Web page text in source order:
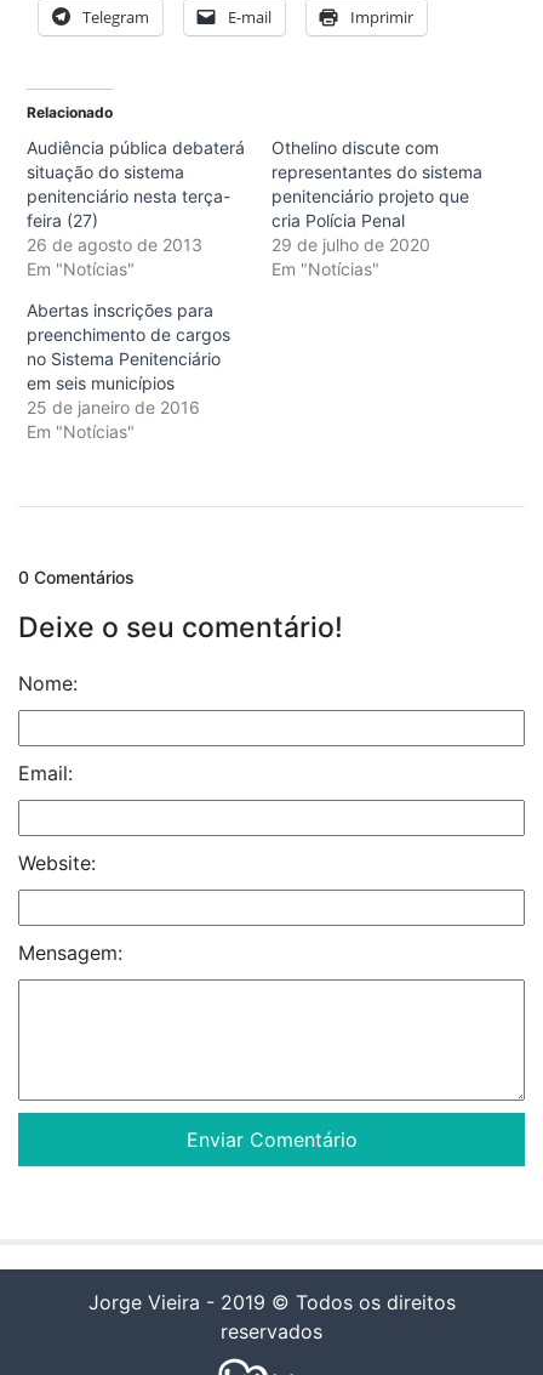
Telegram E-mail Imprimir
Relacionado
Audiência pública debaterá
situação do sistema
penitenciário nesta terça-
feira (27)
26 de agosto de 2013
Em "Notícias"
Othelino discute com
representantes do sistema
penitenciário projeto que
cria Polícia Penal
29 de julho de 2020
Em "Notícias"
Abertas inscrições para
preenchimento de cargos
no Sistema Penitenciário
em seis municípios
25 de janeiro de 2016
Em "Notícias"
0 Comentários
Deixe o seu comentário!
Nome:
Email:
Website:
Mensagem:
Jorge Vieira - 2019 © Todos os direitos
reservados